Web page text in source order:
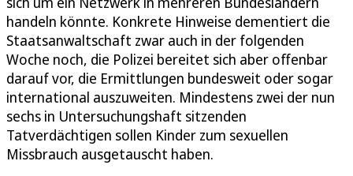
handeln könnte. Konkrete Hinweise dementiert die
Staatsanwaltschaft zwar auch in der folgenden
Woche noch, die Polizei bereitet sich aber offenbar
darauf vor, die Ermittlungen bundesweit oder sogar
international auszuweiten. Mindestens zwei der nun
sechs in Untersuchungshaft sitzenden
Tatverdächtigen sollen Kinder zum sexuellen
Missbrauch ausgetauscht haben.